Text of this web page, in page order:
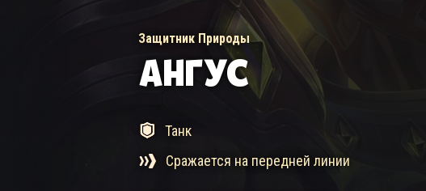
Защитник Природы
АНГУС
Танк
Сражается на передней линии